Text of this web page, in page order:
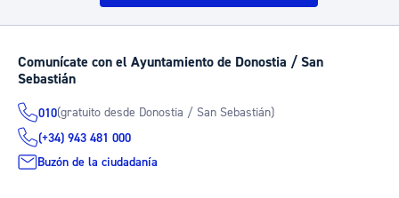
Comunícate con el Ayuntamiento de Donostia / San
Sebastián
010(gratuito desde Donostia / San Sebastián)
(+34) 943 481 000
Buzón de la ciudadanía